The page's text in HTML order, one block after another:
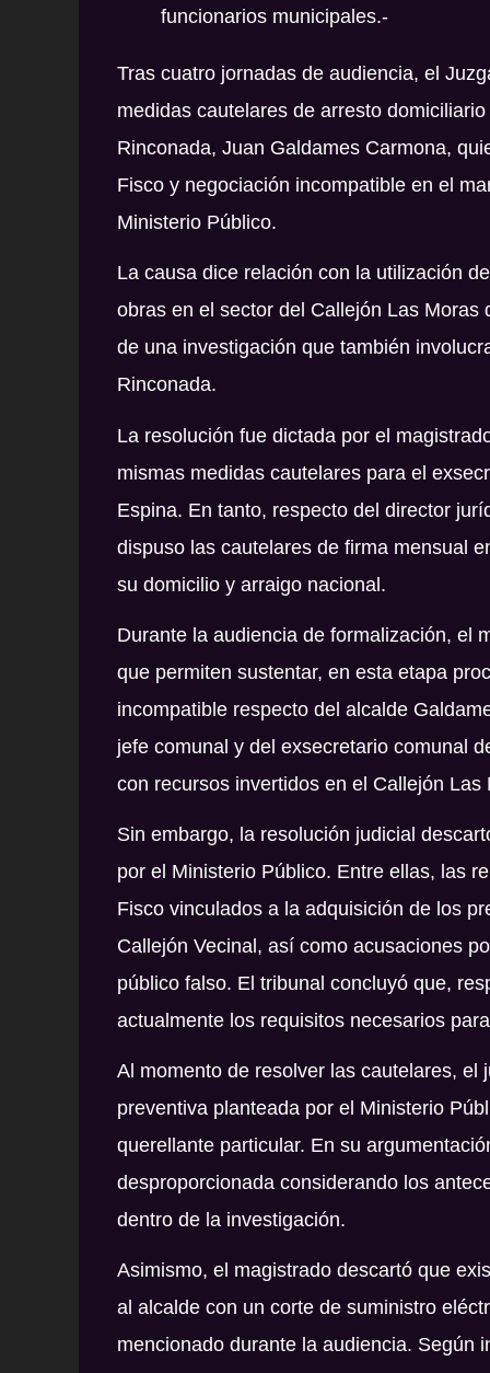
funcionarios municipales.-
Tras cuatro jornadas de audiencia, el
medidas cautelares de arresto
Rinconada, Juan Galdames Carmona,
Fisco y negociación incompatible en el
Ministerio Público.
La causa dice relación con la utilización
obras en el sector del Callejón Las
de una investigación que también
Rinconada.
La resolución fue dictada por el
mismas medidas cautelares para el
Espina. En tanto, respecto del director
dispuso las cautelares de firma mensual
su domicilio y arraigo nacional.
Durante la audiencia de formalización, el
que permiten sustentar, en esta etapa
incompatible respecto del alcalde
jefe comunal y del exsecretario comunal
con recursos invertidos en el Callejón Las
Sin embargo, la resolución judicial
por el Ministerio Público. Entre ellas, las
Fisco vinculados a la adquisición de los
Callejón Vecinal, así como acusaciones
público falso. El tribunal concluyó que,
actualmente los requisitos necesarios
Al momento de resolver las cautelares, el
preventiva planteada por el Ministerio
querellante particular. En su
desproporcionada considerando los
dentro de la investigación.
Asimismo, el magistrado descartó que
al alcalde con un corte de suministro
mencionado durante la audiencia. Según